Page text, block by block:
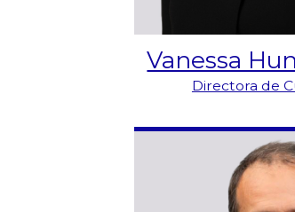
Vanessa
Directora de